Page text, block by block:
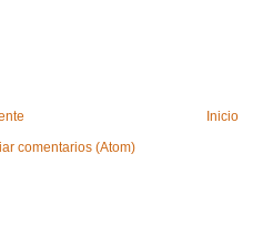
Inicio
comentarios (Atom)